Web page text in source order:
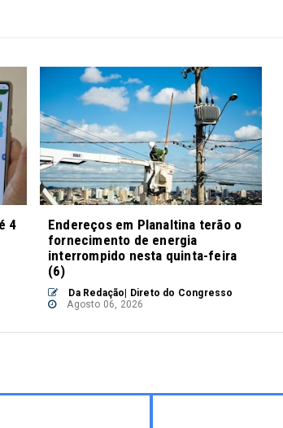
4
Endereços em Planaltina terão o
fornecimento de energia
interrompido nesta quinta-feira
(6)
Da Redação| Direto do Congresso
Agosto 06, 2026